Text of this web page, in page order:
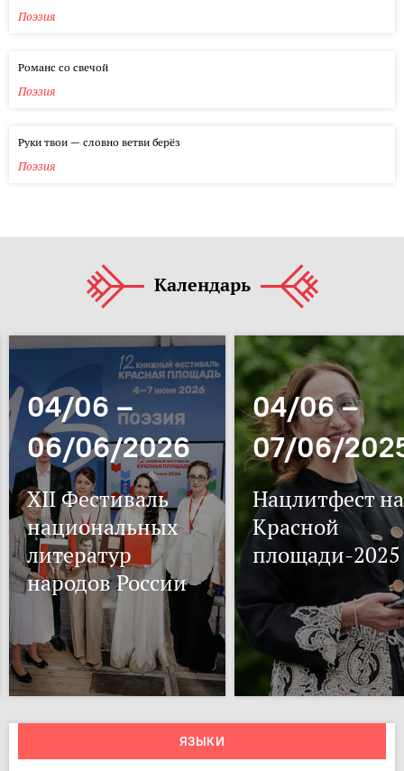
Поэзия
Романс со свечой
Поэзия
Руки твои — словно ветви берёз
Поэзия
Календарь
04/06 –
06/06/2026
XII Фестиваль
национальных
литератур
народов России
04/06 –
07/06/
Нацлитфест на
Красной
площади-2025
ЯЗЫКИ